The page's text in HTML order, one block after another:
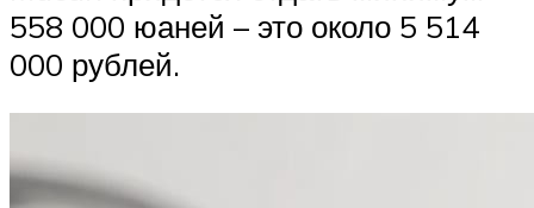
558 000 юаней – это около 5 514
000 рублей.